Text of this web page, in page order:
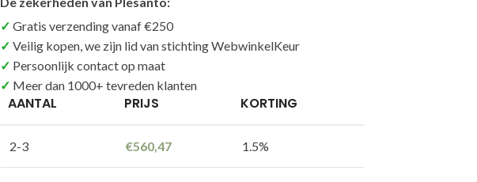
Gratis verzending vanaf €250
Veilig kopen, we zijn lid van stichting WebwinkelKeur
Persoonlijk contact op maat
Meer dan 1000+ tevreden klanten
AANTAL PRIJS KORTING
2-3 €560,47 1.5%